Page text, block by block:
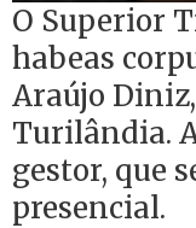
O Superior
habeas
Araújo
Turilândia.
gestor, que
presencial.